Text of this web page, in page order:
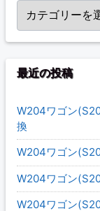
カテゴリー
最近の投稿
W204ワゴン
換
W204ワゴン
W204ワゴン
W204ワゴン